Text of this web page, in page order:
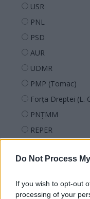
Do Not Process
If you wish to opt-out
processing of your
USR
PNL
PSD
AUR
UDMR
PMP (Tomac)
Forța Dreptei (L.
PNȚMM
REPER
SOS (Șoșoacă)
PACE (Peia)